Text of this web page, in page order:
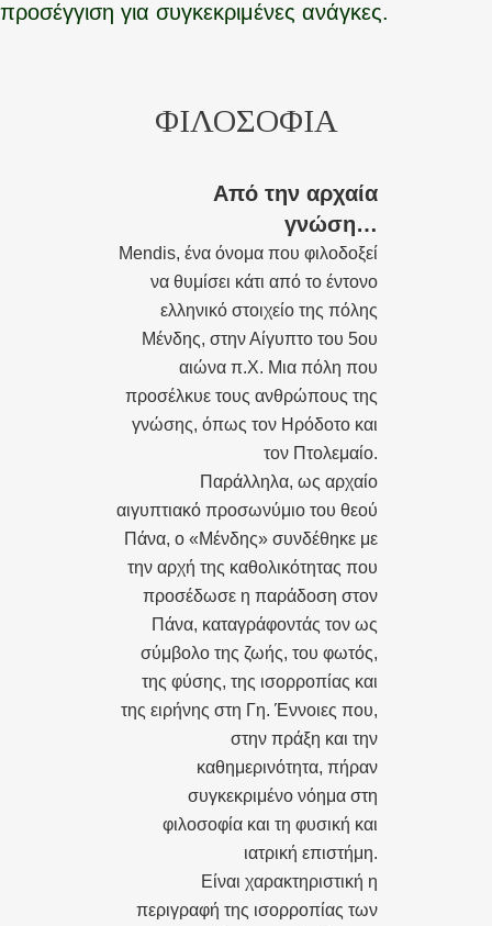
προσέγγιση για συγκεκριμένες ανάγκες.
ΦΙΛΟΣΟΦΙΑ
Από την αρχαία
γνώση…
Mendis, ένα όνομα που φιλοδοξεί
να θυμίσει κάτι από το έντονο
ελληνικό στοιχείο της πόλης
Μένδης, στην Αίγυπτο του 5ου
αιώνα π.Χ. Μια πόλη που
προσέλκυε τους ανθρώπους της
γνώσης, όπως τον Ηρόδοτο και
τον Πτολεμαίο.
Παράλληλα, ως αρχαίο
αιγυπτιακό προσωνύμιο του θεού
Πάνα, ο «Μένδης» συνδέθηκε με
την αρχή της καθολικότητας που
προσέδωσε η παράδοση στον
Πάνα, καταγράφοντάς τον ως
σύμβολο της ζωής, του φωτός,
της φύσης, της ισορροπίας και
της ειρήνης στη Γη. Έννοιες που,
στην πράξη και την
καθημερινότητα, πήραν
συγκεκριμένο νόημα στη
φιλοσοφία και τη φυσική και
ιατρική επιστήμη.
Είναι χαρακτηριστική η
περιγραφή της ισορροπίας των